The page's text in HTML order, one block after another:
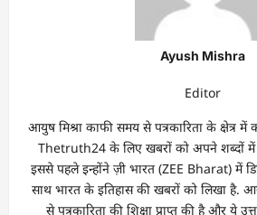
Ayush Mishra
Editor
आयुष मिश्रा काफी समय से पत्रकारिता के क्षेत्र में
Thetruth24 के लिए खबरों को अपने शब्दों में
इससे पहले इन्होंने ज़ी भारत (ZEE Bharat)
साथ भारत के इतिहास की खबरों को लिखा है.
से पत्रकारिता की शिक्षा प्राप्त की है और ये